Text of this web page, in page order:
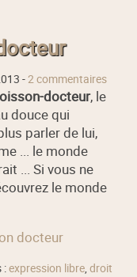
-2 commentaires
docteur, le
douce qui
parler de lui,
... le monde
... Si vous ne
le monde
docteur
:expression libre,droit